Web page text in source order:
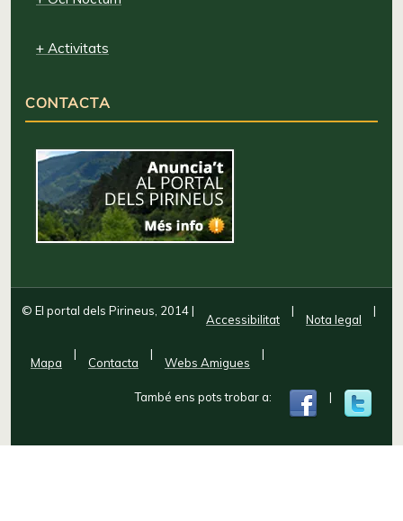
+ Activitats
CONTACTA
© El portal dels Pirineus, 2014|
Accessibilitat
|
Nota legal
|
Mapa
|
Contacta
|
Webs Amigues
|
També ens pots trobar a: |